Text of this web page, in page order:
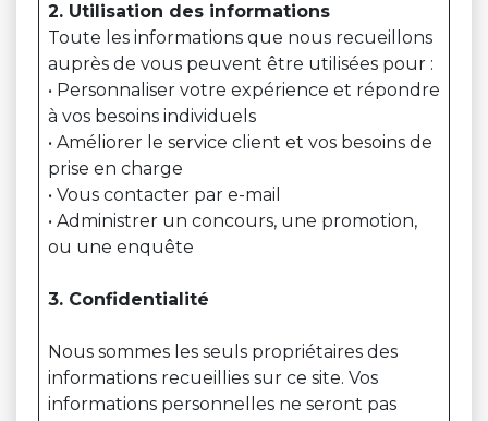
2. Utilisation des informations
Toute les informations que nous recueillons
auprès de vous peuvent être utilisées pour :
• Personnaliser votre expérience et répondre
à vos besoins individuels
• Améliorer le service client et vos besoins de
prise en charge
• Vous contacter par e-mail
• Administrer un concours, une promotion,
ou une enquête
3. Confidentialité
Nous sommes les seuls propriétaires des
informations recueillies sur ce site. Vos
informations personnelles ne seront pas